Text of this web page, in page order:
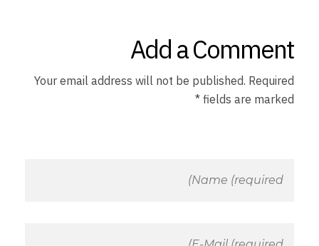
س
ط
ة
Add a Comment
Your email address will not be published. Required
fields are marked *